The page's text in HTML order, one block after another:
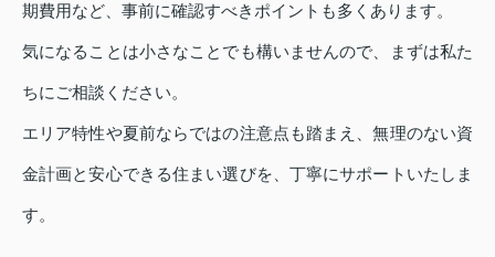
期費用など、事前に確認すべきポイントも多くあります。
気になることは小さなことでも構いませんので、まずは私た
ちにご相談ください。
エリア特性や夏前ならではの注意点も踏まえ、無理のない資
金計画と安心できる住まい選びを、丁寧にサポートいたしま
す。